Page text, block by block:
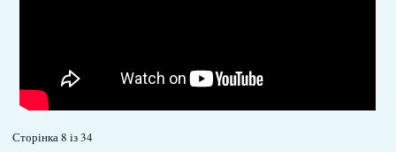
Сторінка 8 із 34